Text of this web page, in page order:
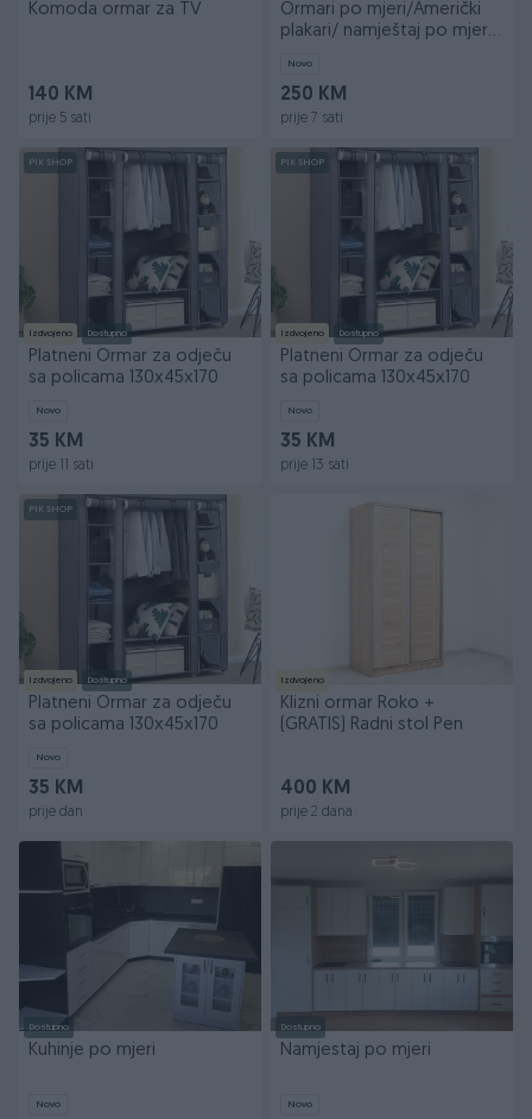
Komoda ormar za TV
140 KM
prije 5 sati
Ormari po mjeri/Američki
plakari/ namještaj po mjeri-
Novo
250 KM
prije 7 sati
PIK SHOP
Izdvojeno Dostupno
Platneni Ormar za odječu
sa policama 130x45x170
Novo
35 KM
prije 11 sati
PIK SHOP
Izdvojeno Dostupno
Platneni Ormar za odječu
sa policama 130x45x170
Novo
35 KM
prije 13 sati
PIK SHOP
Izdvojeno Dostupno
Platneni Ormar za odječu
sa policama 130x45x170
Novo
35 KM
prije dan
Izdvojeno
Klizni ormar Roko +
(GRATIS) Radni stol Pen
400 KM
prije 2 dana
Dostupno
Kuhinje po mjeri
Novo
Dostupno
Namjestaj po mjeri
Novo